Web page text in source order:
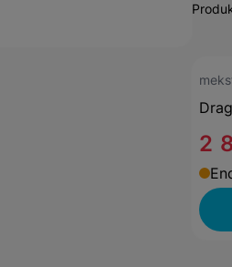
2